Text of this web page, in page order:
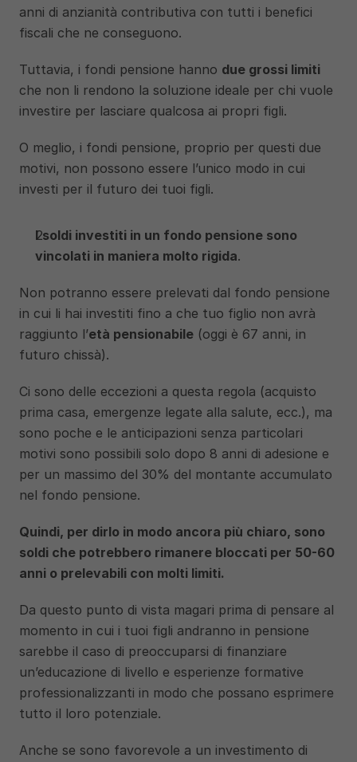
anni di anzianità contributiva con tutti i benefici
fiscali che ne conseguono.
Tuttavia, i fondi pensione hanno due grossi limiti
che non li rendono la soluzione ideale per chi vuole
investire per lasciare qualcosa ai propri figli.
O meglio, i fondi pensione, proprio per questi due
motivi, non possono essere l’unico modo in cui
investi per il futuro dei tuoi figli.
I soldi investiti in un fondo pensione sono
vincolati in maniera molto rigida.
Non potranno essere prelevati dal fondo pensione
in cui li hai investiti fino a che tuo figlio non avrà
raggiunto l’età pensionabile (oggi è 67 anni, in
futuro chissà).
Ci sono delle eccezioni a questa regola (acquisto
prima casa, emergenze legate alla salute, ecc.), ma
sono poche e le anticipazioni senza particolari
motivi sono possibili solo dopo 8 anni di adesione e
per un massimo del 30% del montante accumulato
nel fondo pensione.
Quindi, per dirlo in modo ancora più chiaro, sono
soldi che potrebbero rimanere bloccati per 50-60
anni o prelevabili con molti limiti.
Da questo punto di vista magari prima di pensare al
momento in cui i tuoi figli andranno in pensione
sarebbe il caso di preoccuparsi di finanziare
un’educazione di livello e esperienze formative
professionalizzanti in modo che possano esprimere
tutto il loro potenziale.
Anche se sono favorevole a un investimento di